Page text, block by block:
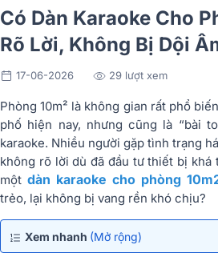
Có Dàn Karaoke Cho
Rõ Lời, Không Bị Dội
17-06-2026 29 lượt xem
Phòng 10m² là không gian rất phổ
phố hiện nay, nhưng cũng là “bài
karaoke. Nhiều người gặp tình trạng
không rõ lời dù đã đầu tư thiết bị khá
một dàn karaoke cho phòng
trẻo, lại không bị vang rền khó chịu?
Xem nhanh (Mở rộng)